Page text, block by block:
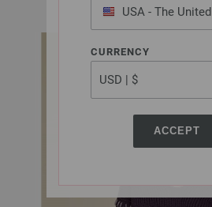
USA - The
of America
CURRENCY
ACCEPT